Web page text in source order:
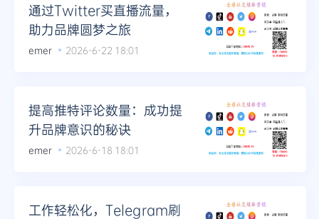
通过Twitter买直播流量，
助力品牌圆梦之旅
emer 2026-6-22 18:01
提高推特评论数量：成功提
升品牌意识的秘诀
emer 2026-6-18 18:01
工作轻松化，Telegram刷